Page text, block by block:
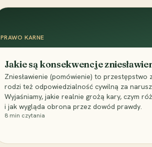
PRAWO KARNE
Jakie są konsekwencje
Zniesławienie (pomówienie) to
rodzi też odpowiedzialność cywilną za
Wyjaśniamy, jakie realnie grożą kary, czym
i jak wygląda obrona przez dowód prawdy.
8 min czytania